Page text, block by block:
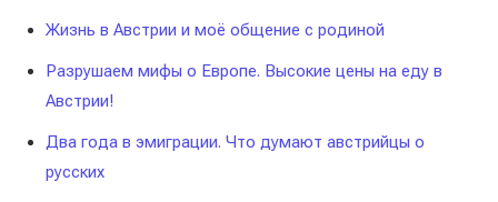
Жизнь в Австрии и моё общение с родиной
Разрушаем мифы о Европе. Высокие цены на еду в
Австрии!
Два года в эмиграции. Что думают австрийцы о
русских